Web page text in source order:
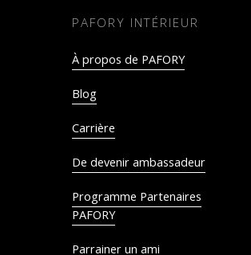
PAFORY INTÉRIEUR
À propos de PAFORY
Blog
Carrière
De devenir ambassadeur
Programme Partenaires
PAFORY
Parrainer un ami